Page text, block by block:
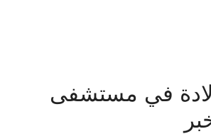
في مستشفى